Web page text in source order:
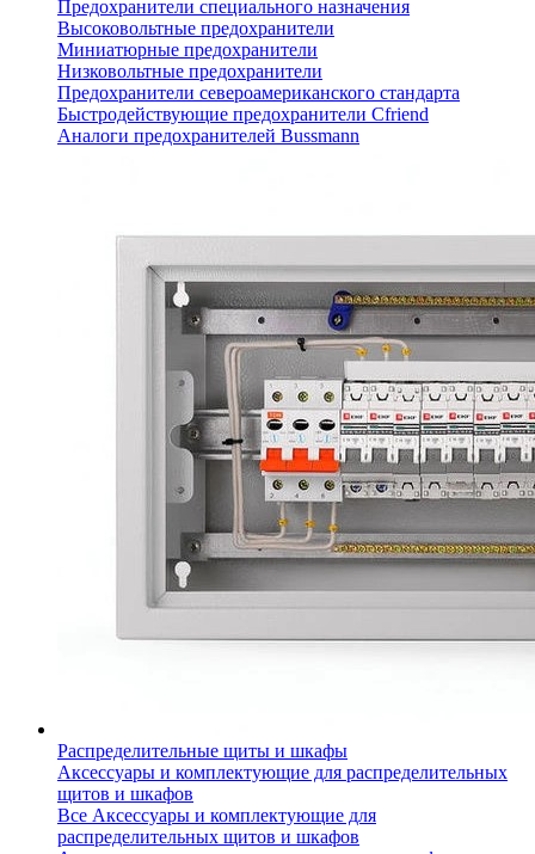
Предохранители специального назначения
Высоковольтные предохранители
Миниатюрные предохранители
Низковольтные предохранители
Предохранители североамериканского стандарта
Быстродействующие предохранители Cfriend
Аналоги предохранителей Bussmann
Распределительные щиты и шкафы
Аксессуары и комплектующие для распределительных
щитов и шкафов
Все Аксессуары и комплектующие для
распределительных щитов и шкафов